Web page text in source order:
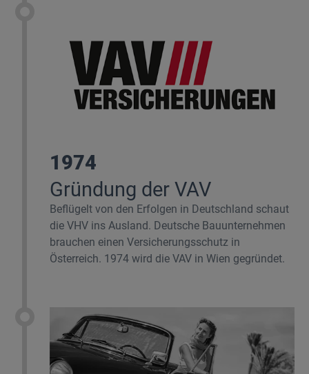
1974
Gründung der VAV
Beflügelt von den Erfolgen in Deutschland schaut
die VHV ins Ausland. Deutsche Bauunternehmen
brauchen einen Versicherungsschutz in
Österreich. 1974 wird die VAV in Wien gegründet.